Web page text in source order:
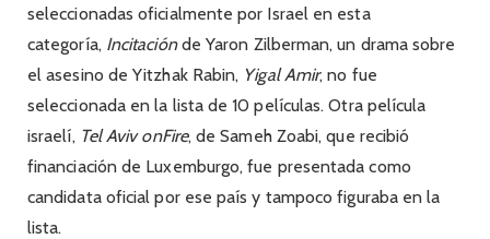
seleccionadas oficialmente por Israel en esta
categoría, Incitaciónde Yaron Zilberman, un drama sobre
el asesino de Yitzhak Rabin, Yigal Amir, no fue
seleccionada en la lista de 10 películas. Otra película
israelí, Tel Aviv onFire, de Sameh Zoabi, que recibió
financiación de Luxemburgo, fue presentada como
candidata oficial por ese país y tampoco figuraba en la
lista.